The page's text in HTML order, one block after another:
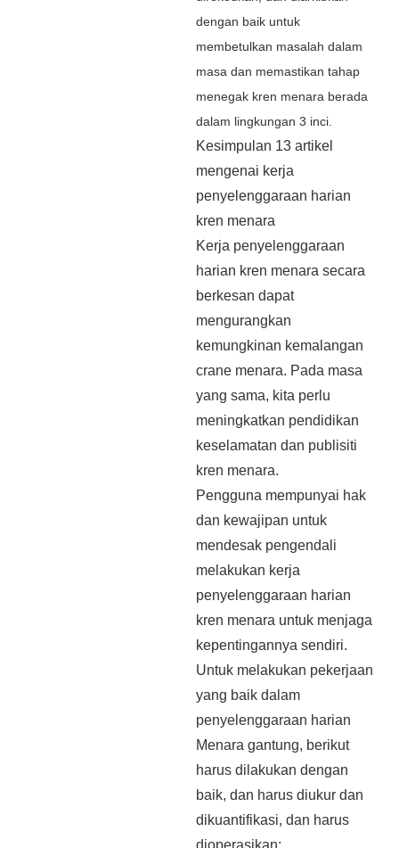
dengan baik untuk
membetulkan masalah dalam
masa dan memastikan tahap
menegak kren menara berada
dalam lingkungan 3 inci.
Kesimpulan 13 artikel
mengenai kerja
penyelenggaraan harian
kren menara
Kerja penyelenggaraan
harian kren menara secara
berkesan dapat
mengurangkan
kemungkinan kemalangan
crane menara. Pada masa
yang sama, kita perlu
meningkatkan pendidikan
keselamatan dan publisiti
kren menara.
Pengguna mempunyai hak
dan kewajipan untuk
mendesak pengendali
melakukan kerja
penyelenggaraan harian
kren menara untuk menjaga
kepentingannya sendiri.
Untuk melakukan pekerjaan
yang baik dalam
penyelenggaraan harian
Menara gantung, berikut
harus dilakukan dengan
baik, dan harus diukur dan
dikuantifikasi, dan harus